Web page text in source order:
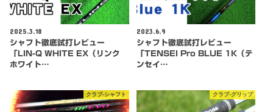
2025.3.18
シャフト徹底試打レビュー
「LIN-Q WHITE EX（リンク
ホワイト…
2023.6.9
シャフト徹底試打レビュー
「TENSEI Pro BLUE 1K（テ
ンセイ…
クラブ-シャフト クラブ-グリップ